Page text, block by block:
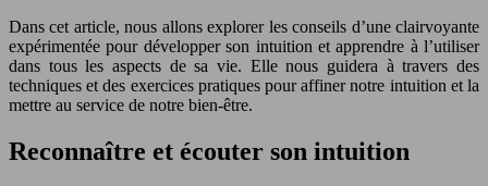
Dans cet article, nous allons explorer les conseils d’une clairvoyante
expérimentée pour développer son intuition et apprendre à l’utiliser
dans tous les aspects de sa vie. Elle nous guidera à travers des
techniques et des exercices pratiques pour affiner notre intuition et la
mettre au service de notre bien-être.
Reconnaître et écouter son intuition